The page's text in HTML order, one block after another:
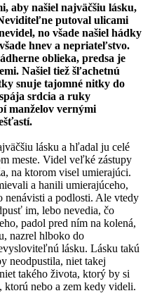
aby našiel najväčšiu lásku,
putoval ulicami
no všade našiel hádky
hnev a nepriateľstvo.
oblieka, predsa je
Našiel tiež šľachetnú
snuje tajomné nitky do
srdcia a ruky
manželov vernými
lásku a hľadal ju celé
meste. Videl veľké zástupy
na ktorom visel umierajúci.
a hanili umierajúceho,
nenávisti a podlosti. Ale vtedy
im, lebo nevedia, čo
padol pred ním na kolená,
nazrel hlboko do
lásku. Lásku takú
neodpustila, niet takej
takého života, ktorý by si
ktorú nebo a zem kedy videli.